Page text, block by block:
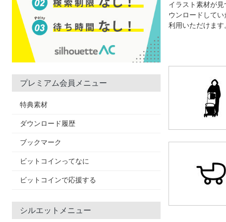
プレミアム会員メニュー
特典素材
ダウンロード履歴
ブックマーク
ビットコインってなに
ビットコインで応援する
シルエットメニュー
イラスト素材が
ウンロードして
利用いただけます